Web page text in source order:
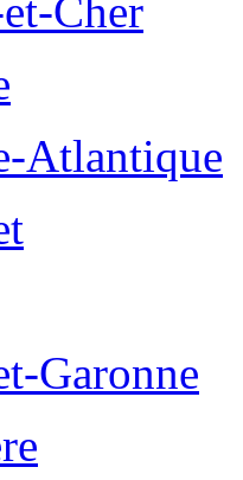
Cher
Atlantique
Garonne